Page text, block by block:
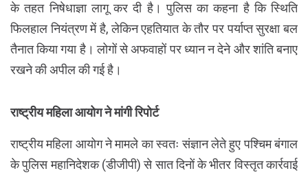
के तहत निषेधाज्ञा लागू कर दी है। पुलिस का कहना है कि स्थिति
फिलहाल नियंत्रण में है, लेकिन एहतियात के तौर पर पर्याप्त सुरक्षा बल
तैनात किया गया है। लोगों से अफवाहों पर ध्यान न देने और शांति बनाए
रखने की अपील की गई है।
राष्ट्रीय महिला आयोग ने मांगी रिपोर्ट
राष्ट्रीय महिला आयोग ने मामले का स्वतः संज्ञान लेते हुए पश्चिम बंगाल
के पुलिस महानिदेशक (डीजीपी) से सात दिनों के भीतर विस्तृत कार्रवाई